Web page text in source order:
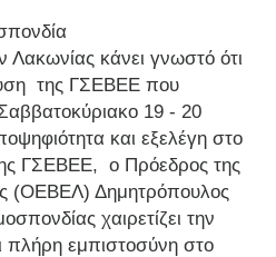
Λακωνίας κάνει γνωστό ότι
της ΓΣΕΒΕΕ που
19 - 20
και εξελέγη στο
ΓΣΕΒΕΕ, ο Πρόεδρος της
(ΟΕΒΕΛ) Δημητρόπουλος
χαιρετίζει την
πλήρη εμπιστοσύνη στο